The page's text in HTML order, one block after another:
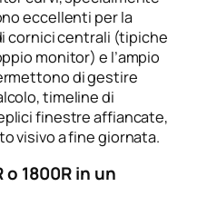
eccellenti per la
cornici centrali (tipiche
monitor) e l’ampio
di gestire
timeline di
finestre affiancate,
visivo a fine giornata.
1800R in un